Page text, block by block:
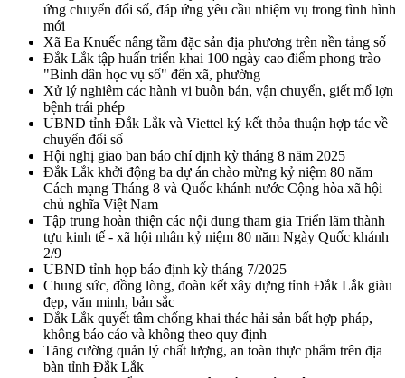
ứng chuyển đổi số, đáp ứng yêu cầu nhiệm vụ trong tình hình
mới
Xã Ea Knuếc nâng tầm đặc sản địa phương trên nền tảng số
Đắk Lắk tập huấn triển khai 100 ngày cao điểm phong trào
"Bình dân học vụ số" đến xã, phường
Xử lý nghiêm các hành vi buôn bán, vận chuyển, giết mổ lợn
bệnh trái phép
UBND tỉnh Đắk Lắk và Viettel ký kết thỏa thuận hợp tác về
chuyển đổi số
Hội nghị giao ban báo chí định kỳ tháng 8 năm 2025
Đắk Lắk khởi động ba dự án chào mừng kỷ niệm 80 năm
Cách mạng Tháng 8 và Quốc khánh nước Cộng hòa xã hội
chủ nghĩa Việt Nam
Tập trung hoàn thiện các nội dung tham gia Triển lãm thành
tựu kinh tế - xã hội nhân kỷ niệm 80 năm Ngày Quốc khánh
2/9
UBND tỉnh họp báo định kỳ tháng 7/2025
Chung sức, đồng lòng, đoàn kết xây dựng tỉnh Đắk Lắk giàu
đẹp, văn minh, bản sắc
Đắk Lắk quyết tâm chống khai thác hải sản bất hợp pháp,
không báo cáo và không theo quy định
Tăng cường quản lý chất lượng, an toàn thực phẩm trên địa
bàn tỉnh Đắk Lắk